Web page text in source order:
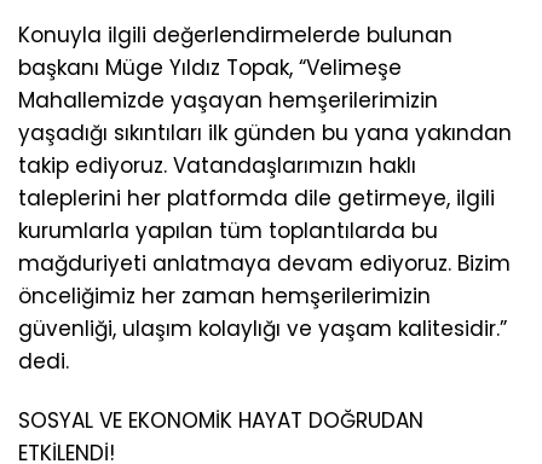
Konuyla ilgili değerlendirmelerde bulunan
başkanı Müge Yıldız Topak, “Velimeşe
Mahallemizde yaşayan hemşerilerimizin
yaşadığı sıkıntıları ilk günden bu yana yakından
takip ediyoruz. Vatandaşlarımızın haklı
taleplerini her platformda dile getirmeye, ilgili
kurumlarla yapılan tüm toplantılarda bu
mağduriyeti anlatmaya devam ediyoruz. Bizim
önceliğimiz her zaman hemşerilerimizin
güvenliği, ulaşım kolaylığı ve yaşam kalitesidir.”
dedi.
SOSYAL VE EKONOMİK HAYAT DOĞRUDAN
ETKİLENDİ!